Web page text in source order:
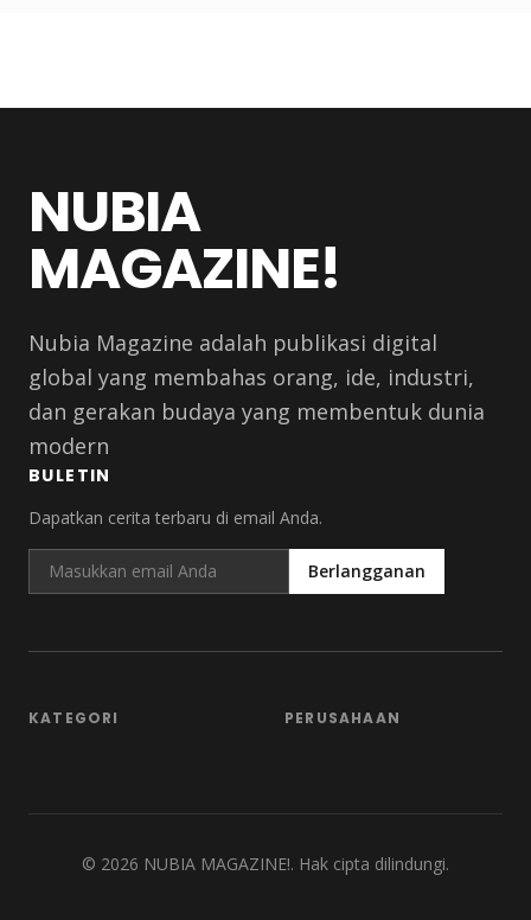
NUBIA
MAGAZINE!
Nubia Magazine adalah publikasi digital
global yang membahas orang, ide, industri,
dan gerakan budaya yang membentuk dunia
modern
BULETIN
Dapatkan cerita terbaru di email Anda.
Berlangganan
KATEGORI PERUSAHAAN
© 2026 NUBIA MAGAZINE!. Hak cipta dilindungi.